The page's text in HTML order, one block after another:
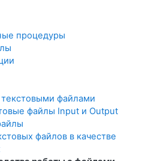
процедуры
файлами
файлы Input и Output
файлов в качестве